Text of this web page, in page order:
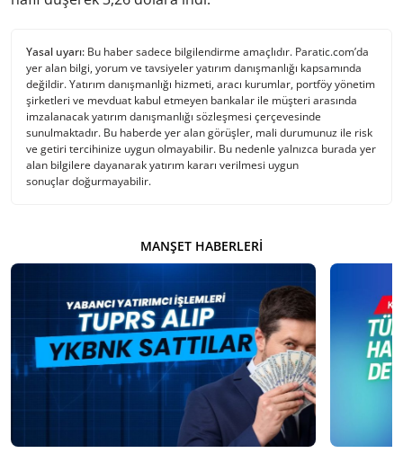
Yasal uyarı: Bu haber sadece bilgilendirme amaçlıdır. Paratic.com’da
yer alan bilgi, yorum ve tavsiyeler yatırım danışmanlığı kapsamında
değildir. Yatırım danışmanlığı hizmeti, aracı kurumlar, portföy yönetim
şirketleri ve mevduat kabul etmeyen bankalar ile müşteri arasında
imzalanacak yatırım danışmanlığı sözleşmesi çerçevesinde
sunulmaktadır. Bu haberde yer alan görüşler, mali durumunuz ile risk
ve getiri tercihinize uygun olmayabilir. Bu nedenle yalnızca burada yer
alan bilgilere dayanarak yatırım kararı verilmesi uygun
sonuçlar doğurmayabilir.
MANŞET HABERLERI